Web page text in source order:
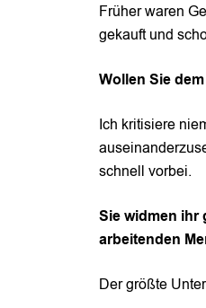
Früher waren
gekauft und
Wollen Sie
Ich kritisiere
schnell vorbei.
Sie widmen ihr
arbeitenden
Der größte